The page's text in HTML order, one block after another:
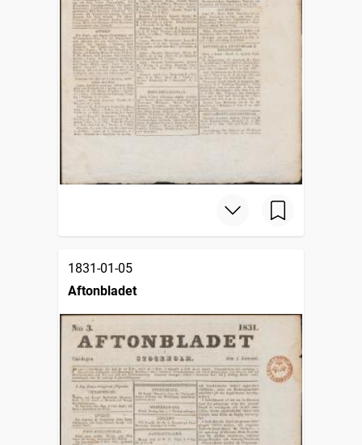
1831-01-05
Aftonbladet